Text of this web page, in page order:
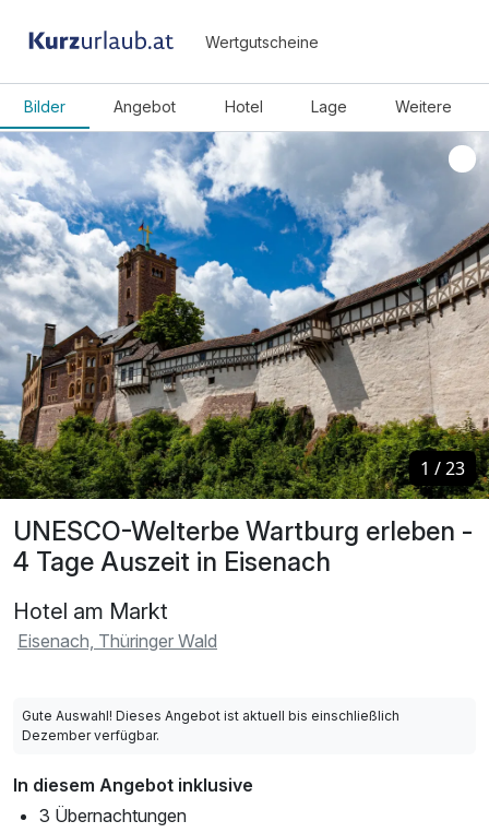
Wertgutscheine
Bilder Angebot Hotel Lage Weitere
UNESCO-Welterbe Wartburg erleben -
4 Tage Auszeit in Eisenach
Hotel am Markt
Eisenach, Thüringer Wald
1 /23
1 /23
Gute Auswahl! Dieses Angebot ist aktuell bis einschließlich
Dezember verfügbar.
In diesem Angebot inklusive
3 Übernachtungen